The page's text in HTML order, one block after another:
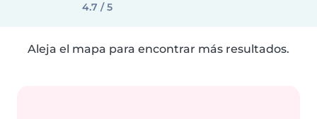
4.7 / 5
Aleja el mapa para encontrar más resultados.